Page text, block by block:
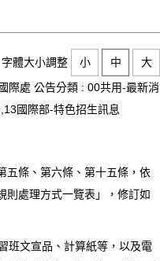
字體大小調整 小 中
大
國際處 公告分類 : 00共用-最新消
國際部-特色招生訊息
五條、第六條、第十五條，依
則處理方式一覽表」，修訂如
班文宣品、計算紙等，以及電